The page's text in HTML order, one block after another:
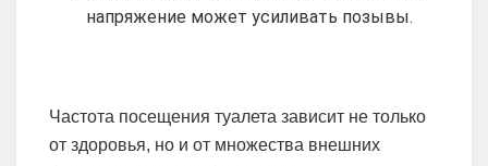
напряжение может усиливать позывы.
Частота посещения туалета зависит не только
от здоровья, но и от множества внешних